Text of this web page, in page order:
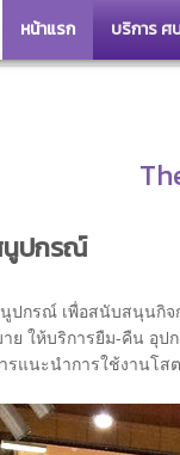
หน้าแรก บริการ ศ
นูปกรณ์
ณ์ เพื่อสนับสนุนกิจกร
ย ให้บริการยืม-คืน อุ
รแนะนำการใช้งานโส